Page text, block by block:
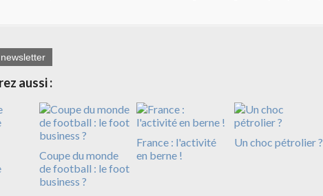
aussi :
Coupe du monde
de football : le foot
business ?
France : l'activité
en berne !
Un choc pétrolier ?